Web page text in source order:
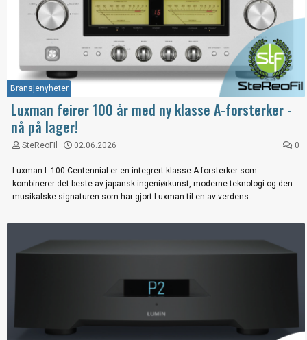
Bransjenyheter
Luxman feirer 100 år med ny klasse A-forsterker -
nå på lager!
SteReoFil 02.06.2026 0
Luxman L-100 Centennial er en integrert klasse A-forsterker som
kombinerer det beste av japansk ingeniørkunst, moderne teknologi og den
musikalske signaturen som har gjort Luxman til en av verdens...